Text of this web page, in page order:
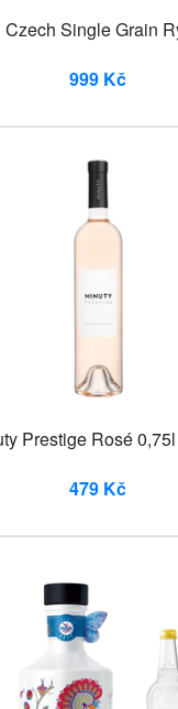
Czech Single Grain
999 Kč
Prestige Rosé
479 Kč